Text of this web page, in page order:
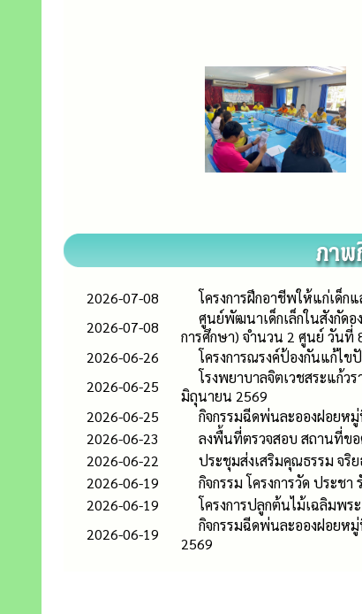
2026-07-08
โครงการฝึกอาชีพให้แก่เด็
2026-07-08
ศูนย์พัฒนาเด็กเล็กในสังกัด
การศึกษา) จำนวน 2 ศูนย์ วันที่
2026-06-26
โครงการณรงค์ป้องกันแก้ไ
2026-06-25
โรงพยาบาลจิตเวชสระแก้ว
มิถุนายน 2569
2026-06-25
กิจกรรมฉีดพ่นละอองฝอยห
2026-06-23
ลงพื้นที่ตรวจสอบ สถานที่ข
2026-06-22
ประชุมส่งเสริมคุณธรรม จริ
2026-06-19
กิจกรรม โครงการวัด ประ
2026-06-19
โครงการปลูกต้นไม้เฉลิมพ
2026-06-19
กิจกรรมฉีดพ่นละอองฝอยห
2569